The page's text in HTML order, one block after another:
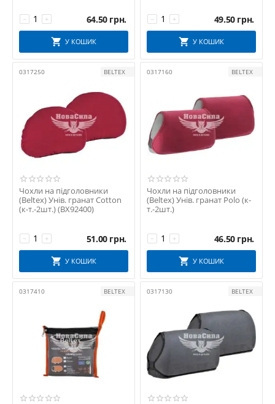
+
− 64.50 грн.
У КОШИК
+
− 49.50 грн.
У КОШИК
0317250 BELTEX
Чохли на підголовники
(Beltex) Унів. гранат Cotton
(к-т.-2шт.) (BX92400)
+
− 51.00 грн.
У КОШИК
0317160 BELTEX
Чохли на підголовники
(Beltex) Унів. гранат Polo (к-
т.-2шт.)
+
− 46.50 грн.
У КОШИК
0317410 BELTEX 0317130 BELTEX